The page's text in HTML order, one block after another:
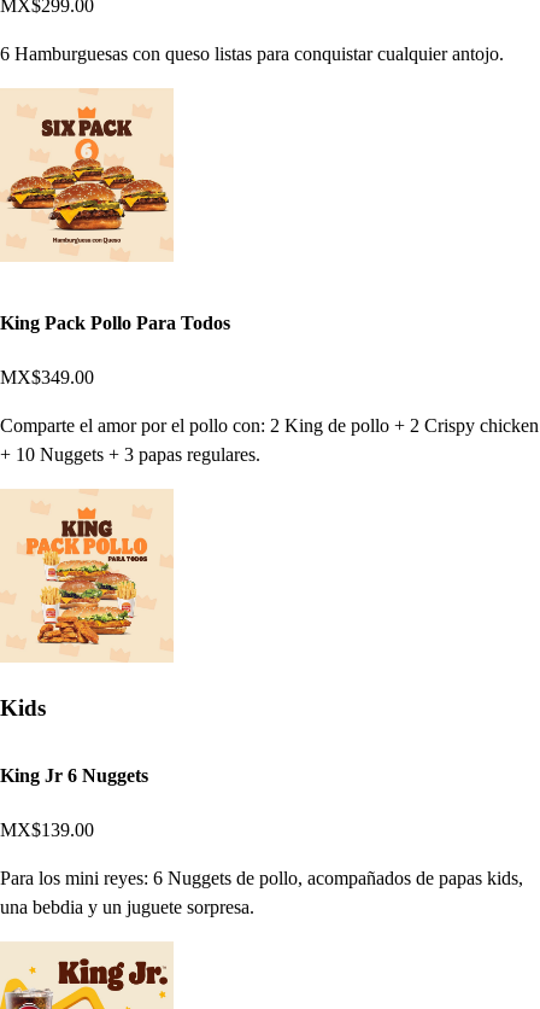
MX$299.00
6 Hamburguesas con queso listas para conquistar cualquier antojo.
King Pack Pollo Para Todos
MX$349.00
Comparte el amor por el pollo con: 2 King de pollo + 2 Crispy chicken
+ 10 Nuggets + 3 papas regulares.
Kids
King Jr 6 Nuggets
MX$139.00
Para los mini reyes: 6 Nuggets de pollo, acompañados de papas kids,
una bebdia y un juguete sorpresa.